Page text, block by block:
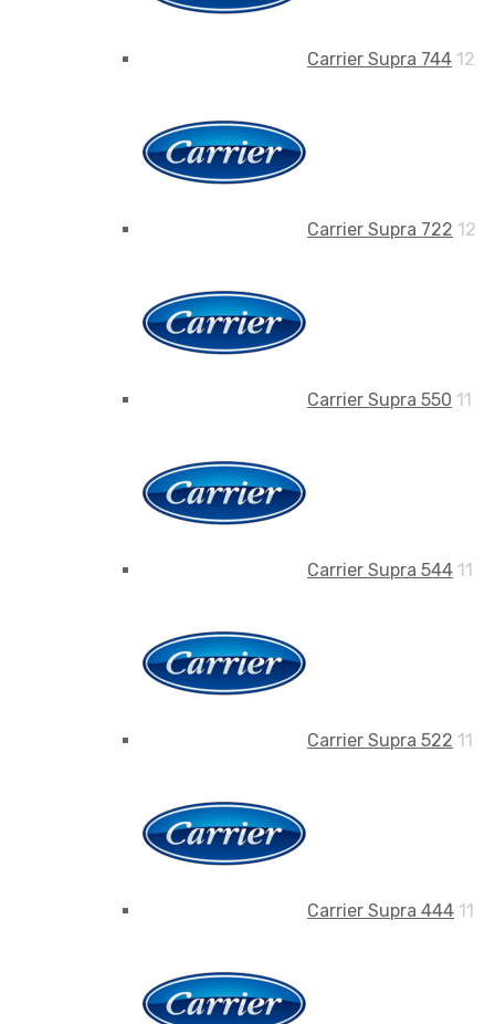
Carrier Supra 744 12
Carrier Supra 722 12
Carrier Supra 550 11
Carrier Supra 544 11
Carrier Supra 522 11
Carrier Supra 444 11